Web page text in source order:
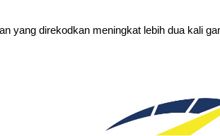
yang direkodkan meningkat lebih dua kali